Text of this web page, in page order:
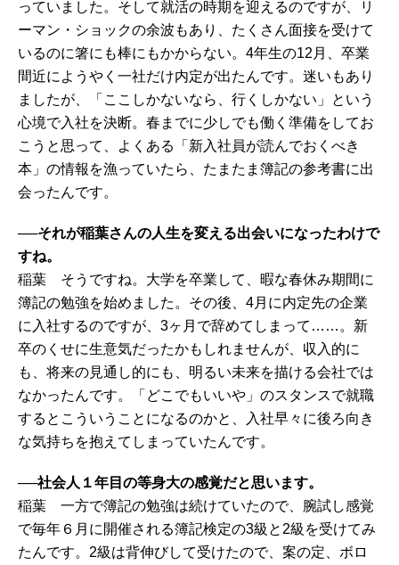
っていました。そして就活の時期を迎えるのですが、リ
ーマン・ショックの余波もあり、たくさん面接を受けて
いるのに箸にも棒にもかからない。4年生の12月、卒業
間近にようやく一社だけ内定が出たんです。迷いもあり
ましたが、「ここしかないなら、行くしかない」という
心境で入社を決断。春までに少しでも働く準備をしてお
こうと思って、よくある「新入社員が読んでおくべき
本」の情報を漁っていたら、たまたま簿記の参考書に出
会ったんです。
──それが稲葉さんの人生を変える出会いになったわけで
すね。
稲葉 そうですね。大学を卒業して、暇な春休み期間に
簿記の勉強を始めました。その後、4月に内定先の企業
に入社するのですが、3ヶ月で辞めてしまって……。新
卒のくせに生意気だったかもしれませんが、収入的に
も、将来の見通し的にも、明るい未来を描ける会社では
なかったんです。「どこでもいいや」のスタンスで就職
するとこういうことになるのかと、入社早々に後ろ向き
な気持ちを抱えてしまっていたんです。
──社会人１年目の等身大の感覚だと思います。
稲葉 一方で簿記の勉強は続けていたので、腕試し感覚
で毎年６月に開催される簿記検定の3級と2級を受けてみ
たんです。2級は背伸びして受けたので、案の定、ボロ